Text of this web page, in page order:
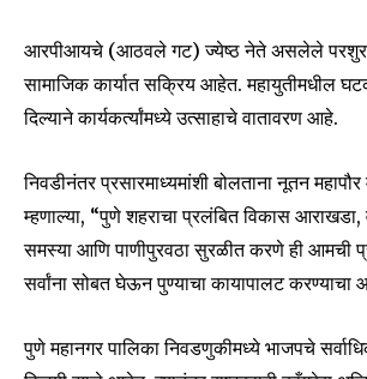
Join our community of
SUBSCRIBERS and be
conversation.
आरपीआयचे (आठवले गट) ज्येष्ठ नेते असलेले
सामाजिक कार्यात सक्रिय आहेत. महायुतीमधील
दिल्याने कार्यकर्त्यांमध्ये उत्साहाचे वातावरण आहे.
निवडीनंतर प्रसारमाध्यमांशी बोलताना नूतन
म्हणाल्या, “पुणे शहराचा प्रलंबित विकास
समस्या आणि पाणीपुरवठा सुरळीत करणे ही आमची
सर्वांना सोबत घेऊन पुण्याचा कायापालट
पुणे महानगर पालिका निवडणुकीमध्ये भाजपचे